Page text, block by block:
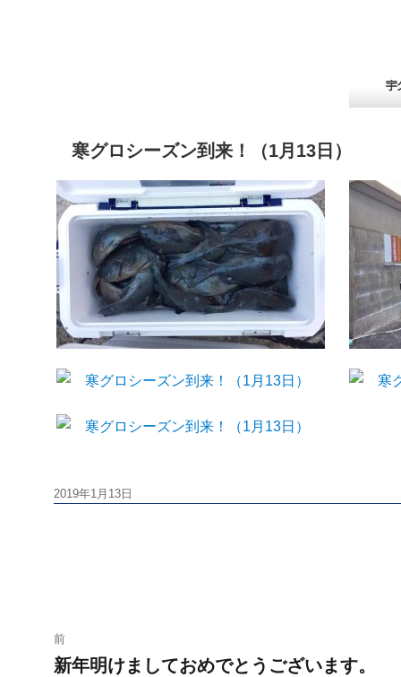
寒グロシーズン到来！（1月13日）
投
2019年1月13日
稿
前
前
新年明けましておめでとうございます。